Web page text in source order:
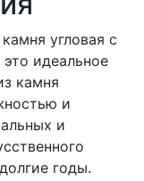
угловая с
идеальное
камня
и
и
годы.